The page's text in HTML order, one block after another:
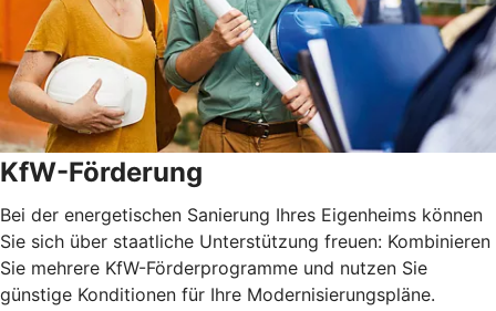
KfW-Förderung
Bei der energetischen Sanierung Ihres Eigenheims können
Sie sich über staatliche Unterstützung freuen: Kombinieren
Sie mehrere KfW-Förderprogramme und nutzen Sie
günstige Konditionen für Ihre Modernisierungspläne.